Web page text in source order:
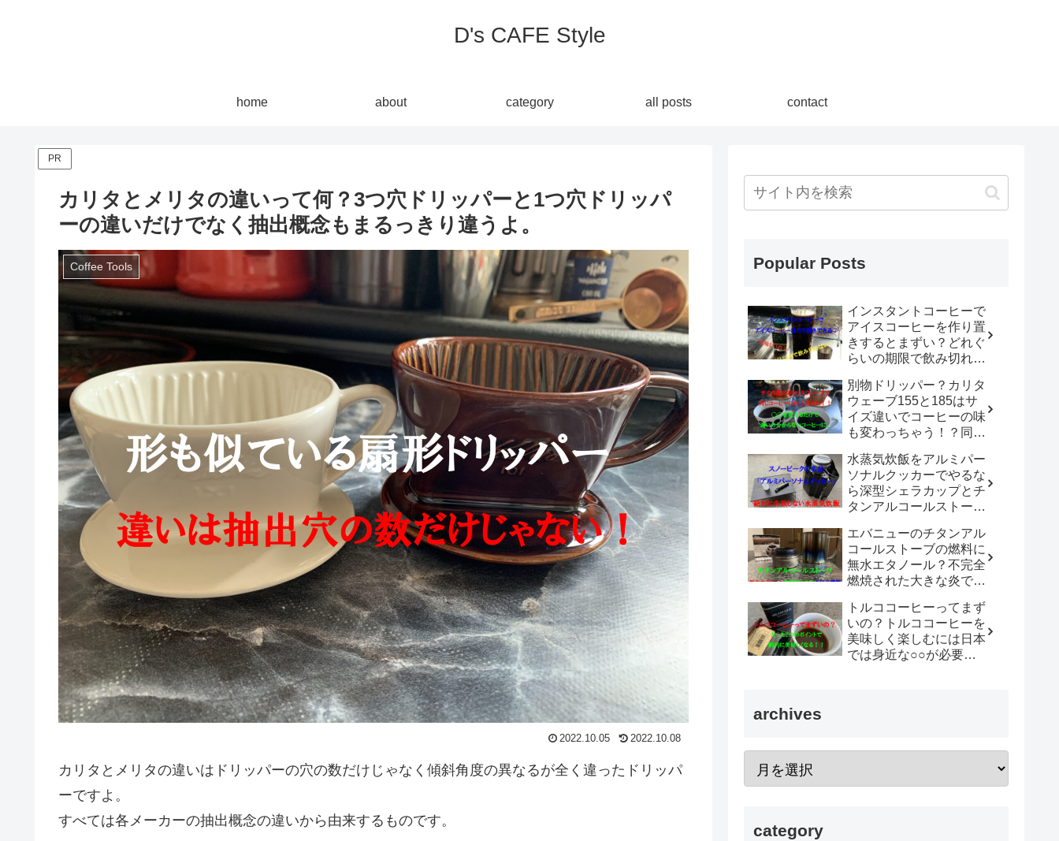
D's CAFE Style
home about category all posts contact
PR
カリタとメリタの違いって何？3つ穴ドリッパーと1つ穴ドリッパ
ーの違いだけでなく抽出概念もまるっきり違うよ。
Coffee Tools
2022.10.05 2022.10.08
カリタとメリタの違いはドリッパーの穴の数だけじゃなく傾斜角度の異なるが全く違ったドリッパ
ーですよ。
すべては各メーカーの抽出概念の違いから由来するものです。
Popular Posts
インスタントコーヒーで
アイスコーヒーを作り置
きするとまずい？どれぐ
らいの期限で飲み切れば
の？？
別物ドリッパー？カリタ
ウェーブ155と185はサ
イズ違いでコーヒーの味
も変わっちゃう！？同じ
違いを感じないコーヒー
を淹れる方法は？
水蒸気炊飯をアルミパー
ソナルクッカーでやるな
ら深型シェラカップとチ
タンアルコールストーブ
ンパクトにまとめられて
汎用性無限大！！
エバニューのチタンアル
コールストーブの燃料に
無水エタノール？不完全
燃焼された大きな炎でチ
沸かしてコーヒーを楽し
む。
トルココーヒーってまず
いの？トルココーヒーを
美味しく楽しむには日本
では身近な○○が必要だ
archives
category